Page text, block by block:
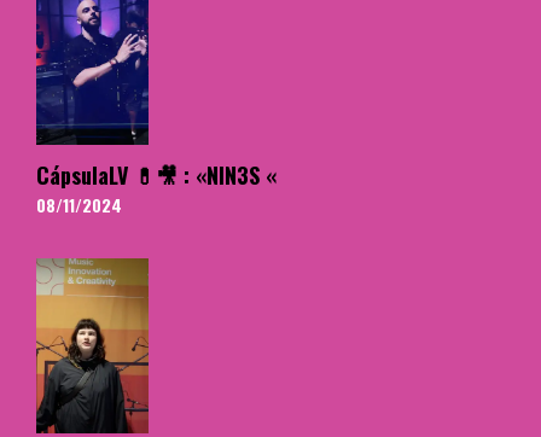
CápsulaLV 💊🎥 : «NIN3S «
08/11/2024